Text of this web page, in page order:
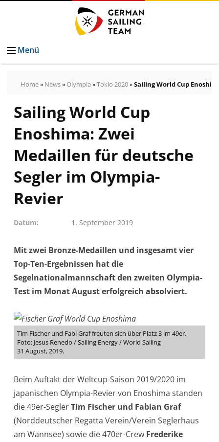
Menü
Home» News» Olympia »Tokio 2020»Sailing World Cup
Pressemeldungen
Bilder
Pressekontakt
Autogrammkarten
vom
German
Team
Sailing World Cup
Enoshima: Zwei
Medaillen für deutsche
Segler im Olympia-
Revier
Datum 1. September 2019
Mit zwei Bronze-Medaillen und insgesamt vier
Top-Ten-Ergebnissen hat die
Segelnationalmannschaft den zweiten Olympia-
Test im Monat August erfolgreich absolviert.
Tim Fischer und Fabi Graf freuten sich über Platz 3 im 49er.
Foto: Jesus Renedo / Sailing Energy / World Sailing
31 August, 2019.
Beim Auftakt der Weltcup-Saison 2019/2020 im
japanischen Olympia-Revier von Enoshima standen
die 49er-SeglerTim Fischer und Fabian Graf
(Norddeutscher Regatta Verein/Verein Seglerhaus
am Wannsee) sowie die 470er-Crew Frederike